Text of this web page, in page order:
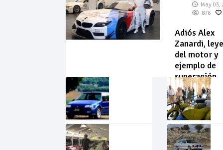
May 03,
876
Adiós Alex
Zanardi,
del motor y
ejemplo de
superación
May
Abr